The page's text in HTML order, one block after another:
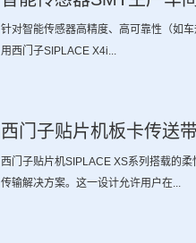
针对智能传感器高精度、高可靠性（如
用西门子SIPLACE X4i...
西门子贴片机板卡传送
西门子贴片机SIPLACE XS系列搭载的
传输解决方案。这一设计允许用户在...